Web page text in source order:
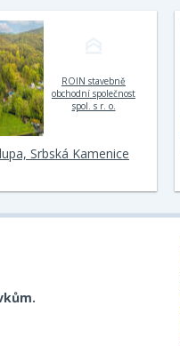
ROIN stavebně
obchodní společnost
spol. s r. o.
Srbská Kamenice